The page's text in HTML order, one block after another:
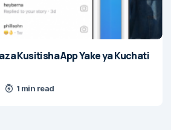
Kusitisha App Yake ya Kuchati
1 min read